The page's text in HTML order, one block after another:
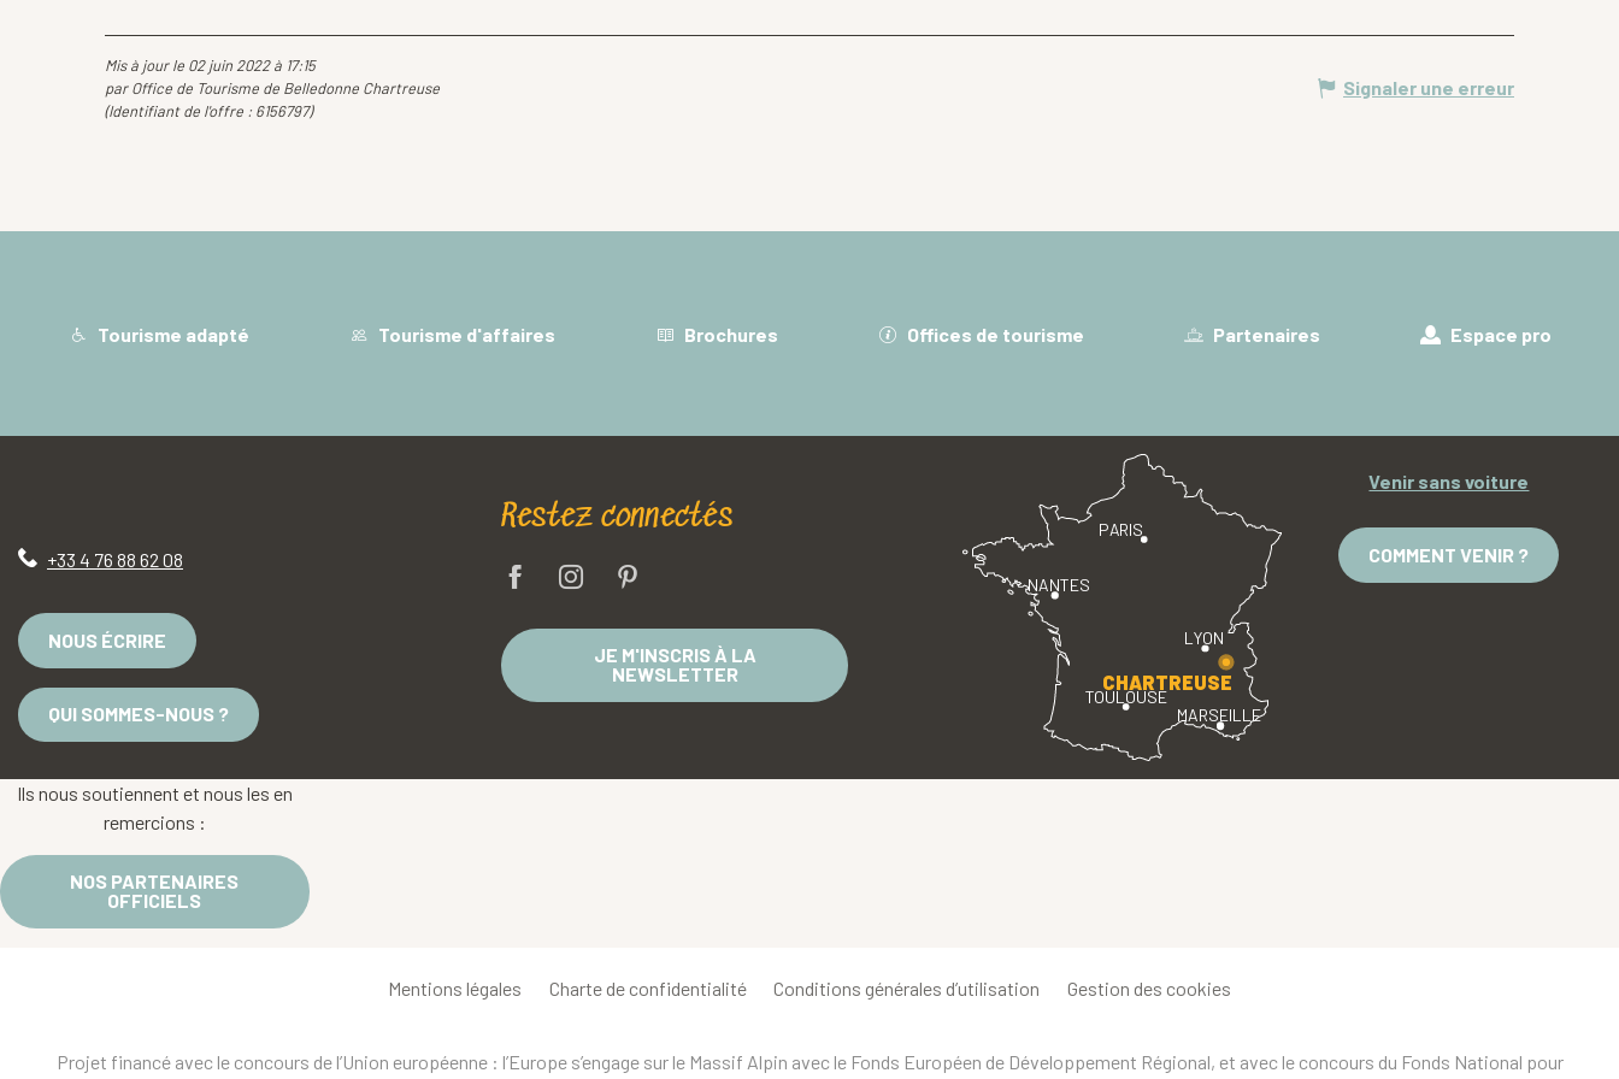
Mis à jour le 02 juin 2022 à 17:15
par Office de Tourisme de Belledonne Chartreuse
(Identifiant de l'offre : 6156797)
Signaler une erreur
Tourisme adapté Tourisme d'affaires Brochures Offices de tourisme Partenaires Espace pro
+33 4 76 88 62 08
NOUS ÉCRIRE
QUI SOMMES-NOUS ?
Restez connectés
JE M'INSCRIS À LA
NEWSLETTER
PARIS
LYON
TOULOUSE
MARSEILLE
NANTES
CHARTREUSE
Venir sans voiture
COMMENT VENIR ?
Ils nous soutiennent et nous les en
remercions :
NOS PARTENAIRES
OFFICIELS
Mentions légales Charte de confidentialité Conditions générales d’utilisation Gestion des cookies
Projet financé avec le concours de l’Union européenne : l’Europe s’engage sur le Massif Alpin avec le Fonds Européen de Développement Régional, et avec le concours du Fonds National pour